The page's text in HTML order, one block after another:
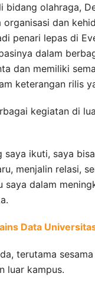
bidang olahraga,
dan
penari lepas di
dalam
dan memiliki
keterangan rilis
kegiatan di
saya ikuti, saya
menjalin relasi,
saya dalam
Data
terutama
luar kampus.